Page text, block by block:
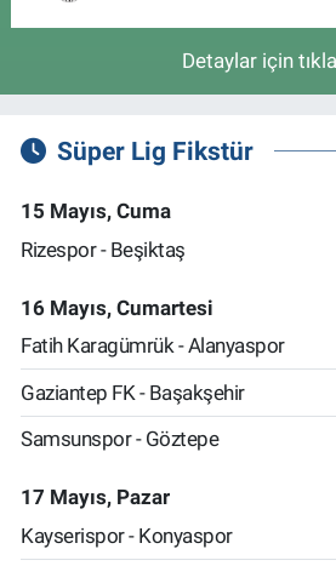
Detaylar için
Süper Lig Fikstür
15 Mayıs, Cuma
Rizespor - Beşiktaş
16 Mayıs, Cumartesi
Fatih Karagümrük - Alanyaspor
Gaziantep FK - Başakşehir
Samsunspor - Göztepe
17 Mayıs, Pazar
Kayserispor - Konyaspor